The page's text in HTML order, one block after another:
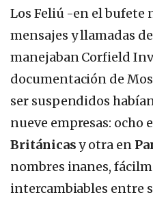
Los Feliú -en el bufete
mensajes y llamadas
manejaban Corfield
documentación de
ser suspendidos
nueve empresas: ocho
Británicasy otra en
nombres inanes,
intercambiables entre